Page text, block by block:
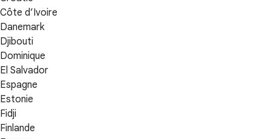
Côte d’Ivoire
Danemark
Djibouti
Dominique
El Salvador
Espagne
Estonie
Fidji
Finlande